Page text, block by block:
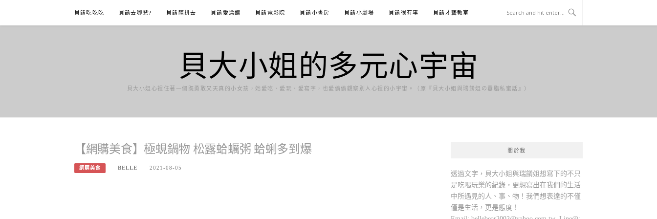
content
貝餚吃吃吃 貝餚去哪兒? 貝餚瞎拼去 貝餚愛漂釀 貝餚電影院 貝餚小書房 貝餚小劇場 貝餚很有事 貝餚才藝教室
貝大小姐的多元心宇宙
貝大小姐心裡住著一個既勇敢又天真的小女孩，她愛吃、愛玩、愛寫字，也愛偷偷觀察別人心裡的小宇宙。（原『貝大小姐與瑞餚姐の囂脂私蜜話』）
【網購美食】極蜆鍋物 松露蛤蠣粥 蛤蜊多到爆
網購美食 BELLE 2021-08-05
關於我
透過文字，貝大小姐與瑞餚姐想寫下的不只
是吃喝玩樂的紀錄，更想寫出在我們的生活
中所遇見的人、事、物！我們想表達的不僅
僅是生活，更是態度！